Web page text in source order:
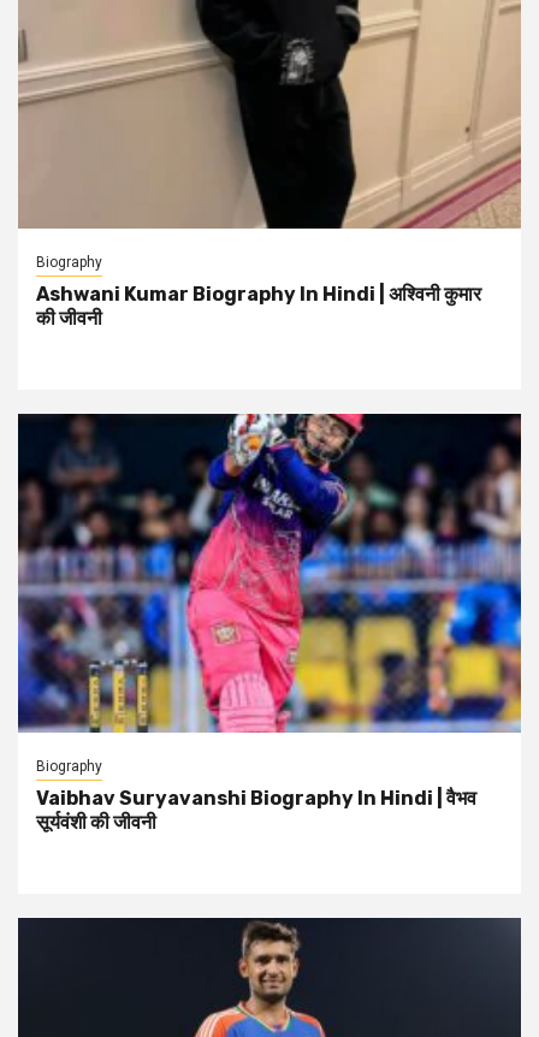
Biography
Ashwani Kumar Biography In Hindi | अश्विनी कुमार
की जीवनी
Biography
Vaibhav Suryavanshi Biography In Hindi | वैभव
सूर्यवंशी की जीवनी